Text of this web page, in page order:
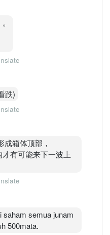
跌)
成箱体顶部，
有可能来下一波上
saham semua junam
500mata.